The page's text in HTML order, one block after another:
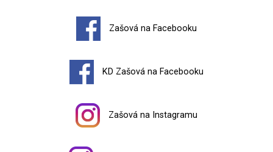
Zašová na Facebooku
KD Zašová na Facebooku
Zašová na Instagramu